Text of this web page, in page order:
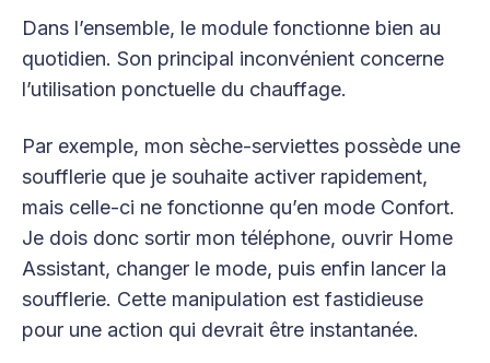
Dans l’ensemble, le module fonctionne bien au
quotidien. Son principal inconvénient concerne
l’utilisation ponctuelle du chauffage.
Par exemple, mon sèche-serviettes possède une
soufflerie que je souhaite activer rapidement,
mais celle-ci ne fonctionne qu’en mode Confort.
Je dois donc sortir mon téléphone, ouvrir Home
Assistant, changer le mode, puis enfin lancer la
soufflerie. Cette manipulation est fastidieuse
pour une action qui devrait être instantanée.